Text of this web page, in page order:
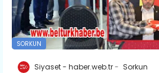
SORKUN
Siyaset - haber.web.tr Sorkun